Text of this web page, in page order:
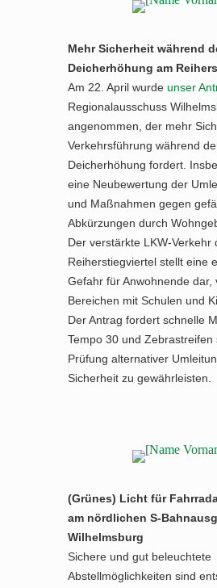
Mehr Sicherheit während
Deicherhöhung am
Am 22. April wurde unser
Regionalausschuss
angenommen, der mehr
Verkehrsführung während
Deicherhöhung fordert.
eine Neubewertung der
und Maßnahmen gegen
Abkürzungen durch
Der verstärkte LKW-Verkehr
Reiherstiegviertel stellt eine
Gefahr für Anwohnende dar,
Bereichen mit Schulen und
Der Antrag fordert schnelle
Tempo 30 und Zebrastreifen
Prüfung alternativer
Sicherheit zu gewährleisten.
(Grünes) Licht für
am nördlichen S-
Wilhelmsburg
Sichere und gut beleuchtete
Abstellmöglichkeiten sind